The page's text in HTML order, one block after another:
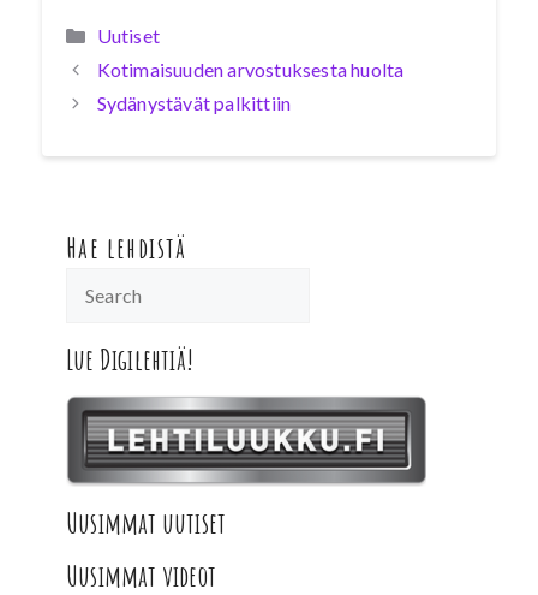
Kategoriat
Uutiset
Kotimaisuuden arvostuksesta huolta
Sydänystävät palkittiin
Hae lehdistä
Lue Digilehtiä!
Uusimmat uutiset
Uusimmat videot